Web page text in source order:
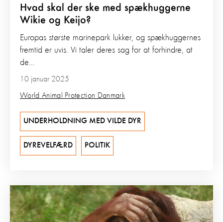
Hvad skal der ske med spækhuggerne
Wikie og Keijo?
10 januar 2025
World Animal Protection Danmark
Europas største marinepark lukker, og spækhuggernes
fremtid er uvis. Vi taler deres sag for at forhindre, at
de...
UNDERHOLDNING MED VILDE DYR
DYREVELFÆRD POLITIK